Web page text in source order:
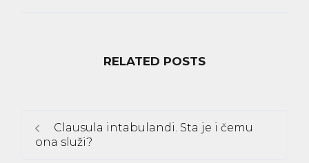
RELATED POSTS
Clausula intabulandi. Sta je i čemu
ona služi?